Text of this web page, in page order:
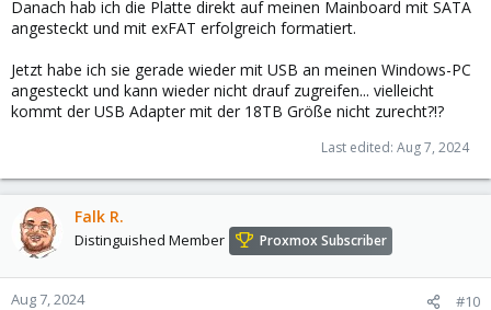
Danach hab ich die Platte direkt auf meinen Mainboard mit SATA
angesteckt und mit exFAT erfolgreich formatiert.
Jetzt habe ich sie gerade wieder mit USB an meinen Windows-PC
angesteckt und kann wieder nicht drauf zugreifen... vielleicht
kommt der USB Adapter mit der 18TB Größe nicht zurecht?!?
Last edited: Aug 7, 2024
Falk R.
Distinguished Member Proxmox Subscriber
Aug 7, 2024 #10